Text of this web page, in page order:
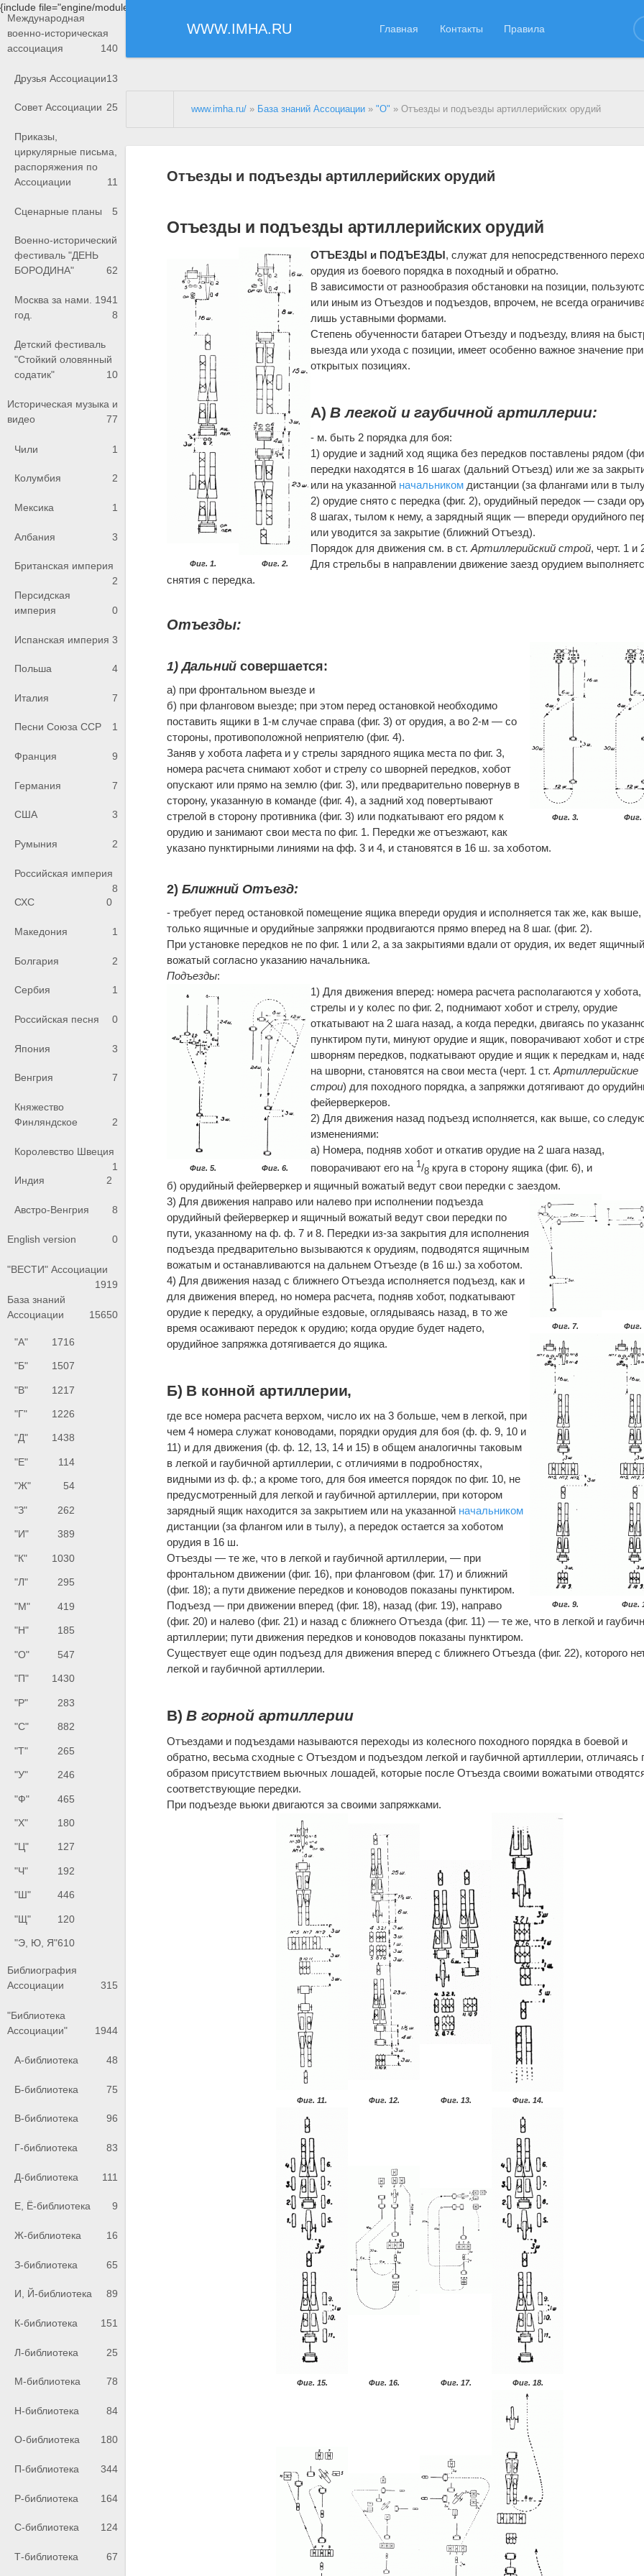
{include file="engine/modules/saperu/head.php"}
WWW.IMHA.RU Главная Контакты Правила
Международная
военно-историческая
ассоциация
140
Друзья Ассоциации13
Совет Ассоциации 25
Приказы,
циркулярные письма,
распоряжения по
Ассоциации
11
Сценарные планы 5
Военно-исторический
фестиваль "ДЕНЬ
БОРОДИНА"
62
Москва за нами. 1941
год.
8
Детский фестиваль
"Стойкий оловянный
содатик"
10
Историческая музыка и
видео
77
Чили 1
Колумбия 2
Мексика 1
Албания 3
Британская империя
2
Персидская
империя
0
Испанская империя 3
Польша 4
Италия 7
Песни Союза ССР 1
Франция 9
Германия 7
США 3
Румыния 2
Российская империя
8
СХС
0
Македония 1
Болгария 2
Сербия 1
Российская песня 0
Япония 3
Венгрия 7
Княжество
Финляндское
2
Королевство Швеция
1
Индия
2
Австро-Венгрия 8
English version 0
"ВЕСТИ" Ассоциации
1919
База знаний
Ассоциации
15650
"А" 1716
"Б" 1507
"В" 1217
"Г" 1226
"Д" 1438
"Е" 114
"Ж" 54
"З" 262
"И" 389
"К" 1030
"Л" 295
"М" 419
"Н" 185
"О" 547
"П" 1430
"Р" 283
"С" 882
"Т" 265
"У" 246
"Ф" 465
"Х" 180
"Ц" 127
"Ч" 192
"Ш" 446
"Щ" 120
"Э, Ю, Я"610
Библиография
Ассоциации
315
"Библиотека
Ассоциации"
1944
А-библиотека 48
Б-библиотека 75
В-библиотека 96
Г-библиотека 83
Д-библиотека 111
Е, Ё-библиотека 9
Ж-библиотека 16
З-библиотека 65
И, Й-библиотека 89
К-библиотека 151
Л-библиотека 25
М-библиотека 78
Н-библиотека 84
О-библиотека 180
П-библиотека 344
Р-библиотека 164
С-библиотека 124
Т-библиотека 67
www.imha.ru/ » База знаний Ассоциации »"О" » Отъезды и подъезды артиллерийских орудий
Отъезды и подъезды артиллерийских орудий
Отъезды и подъезды артиллерийских орудий
Фиг. 1. Фиг. 2.
ОТЪЕЗДЫ и ПОДЪЕЗДЫ, служат для непосредственного
орудия из боевого порядка в походный и обратно.
В зависимости от разнообразия обстановки на позиции,
или иным из Отъездов и подъездов, впрочем, не всегда
лишь уставными формами.
Степень обученности батареи Отъезду и подъезду, влияя на
выезда или ухода с позиции, имеет особенно важное значение при
открытых позициях.
А)В легкой и гаубичной артиллерии:
- м. быть 2 порядка для боя:
1) орудие и задний ход ящика без передков поставлены рядом
передки находятся в 16 шагах (дальний Отъезд) или же за
или на указанной начальником дистанции (за флангами или в
2) орудие снято с передка (фиг. 2), орудийный передок — сзади
8 шагах, тылом к нему, а зарядный ящик — впереди орудийного
или уводится за закрытие (ближний Отъезд).
Порядок для движения см. в ст. Артиллерийский строй, черт. 1 и
Для стрельбы в направлении движение заезд орудием
снятия с передка.
Отъезды:
Фиг. 3. Фиг.
1) Дальний совершается:
а) при фронтальном выезде и
б) при фланговом выезде; при этом перед остановкой необходимо
поставить ящики в 1-м случае справа (фиг. 3) от орудия, а во 2-м — со
стороны, противоположной неприятелю (фиг. 4).
Заняв у хобота лафета и у стрелы зарядного ящика места по фиг. 3,
номера расчета снимают хобот и стрелу со шворней передков, хобот
опускают или прямо на землю (фиг. 3), или предварительно повернув в
сторону, указанную в команде (фиг. 4), а задний ход повертывают
стрелой в сторону противника (фиг. 3) или подкатывают его рядом к
орудию и занимают свои места по фиг. 1. Передки же отъезжают, как
указано пунктирными линиями на фф. 3 и 4, и становятся в 16 ш. за хоботом.
2) Ближний Отъезд:
- требует перед остановкой помещение ящика впереди орудия и исполняется так же, как выше,
только ящичные и орудийные запряжки продвигаются прямо вперед на 8 шаг. (фиг. 2).
При установке передков не по фиг. 1 или 2, а за закрытиями вдали от орудия, их ведет
вожатый согласно указанию начальника.
Подъезды:
Фиг. 5. Фиг. 6.
1) Для движения вперед: номера расчета располагаются у хобота,
стрелы и у колес по фиг. 2, поднимают хобот и стрелу, орудие
откатывают на 2 шага назад, а когда передки, двигаясь по
пунктиром пути, минуют орудие и ящик, поворачивают хобот и
шворням передков, подкатывают орудие и ящик к передкам и,
на шворни, становятся на свои места (черт. 1 ст. Артиллерийские
строи) для походного порядка, а запряжки дотягивают до
фейерверкеров.
2) Для движения назад подъезд исполняется, как выше, со
изменениями:
а) Номера, подняв хобот и откатив орудие на 2 шага назад,
поворачивают его на 1 /8 круга в сторону ящика (фиг. 6), и
б) орудийный фейерверкер и ящичный вожатый ведут свои передки с заездом.
Фиг. 7. Фиг.
Фиг. 9. Фиг.
3) Для движения направо или налево при исполнении подъезда
орудийный фейерверкер и ящичный вожатый ведут свои передки по
пути, указанному на ф. ф. 7 и 8. Передки из-за закрытия для исполнения
подъезда предварительно вызываются к орудиям, подводятся ящичным
вожатым и останавливаются на дальнем Отъезде (в 16 ш.) за хоботом.
4) Для движения назад с ближнего Отъезда исполняется подъезд, как и
для движения вперед, но номера расчета, подняв хобот, подкатывают
орудие к передку, а орудийные ездовые, оглядываясь назад, в то же
время осаживают передок к орудию; когда орудие будет надето,
орудийное запряжка дотягивается до ящика.
Б) В конной артиллерии,
где все номера расчета верхом, число их на 3 больше, чем в легкой, при
чем 4 номера служат коноводами, порядки орудия для боя (ф. ф. 9, 10 и
11) и для движения (ф. ф. 12, 13, 14 и 15) в общем аналогичны таковым
в легкой и гаубичной артиллерии, с отличиями в подробностях,
видными из ф. ф.; а кроме того, для боя имеется порядок по фиг. 10, не
предусмотренный для легкой и гаубичной артиллерии, при котором
зарядный ящик находится за закрытием или на указанной начальником
дистанции (за флангом или в тылу), а передок остается за хоботом
орудия в 16 ш.
Отъезды — те же, что в легкой и гаубичной артиллерии, — при
фронтальном движении (фиг. 16), при фланговом (фиг. 17) и ближний
(фиг. 18); а пути движение передков и коноводов показаны пунктиром.
Подъезд — при движении вперед (фиг. 18), назад (фиг. 19), направо
(фиг. 20) и налево (фиг. 21) и назад с ближнего Отъезда (фиг. 11) — те же, что в легкой и
артиллерии; пути движения передков и коноводов показаны пунктиром.
Существует еще один подъезд для движения вперед с ближнего Отъезда (фиг. 22), которого
легкой и гаубичной артиллерии.
В)В горной артиллерии
Отъездами и подъездами называются переходы из колесного походного порядка в боевой и
обратно, весьма сходные с Отъездом и подъездом легкой и гаубичной артиллерии, отличаясь
образом присутствием вьючных лошадей, которые после Отъезда своими вожатыми
соответствующие передки.
При подъезде вьюки двигаются за своими запряжками.
Фиг. 11. Фиг. 12. Фиг. 13. Фиг. 14.
Фиг. 15. Фиг. 16. Фиг. 17. Фиг. 18.